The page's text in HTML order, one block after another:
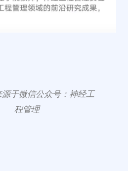
源于微信公众号：神经工
程管理